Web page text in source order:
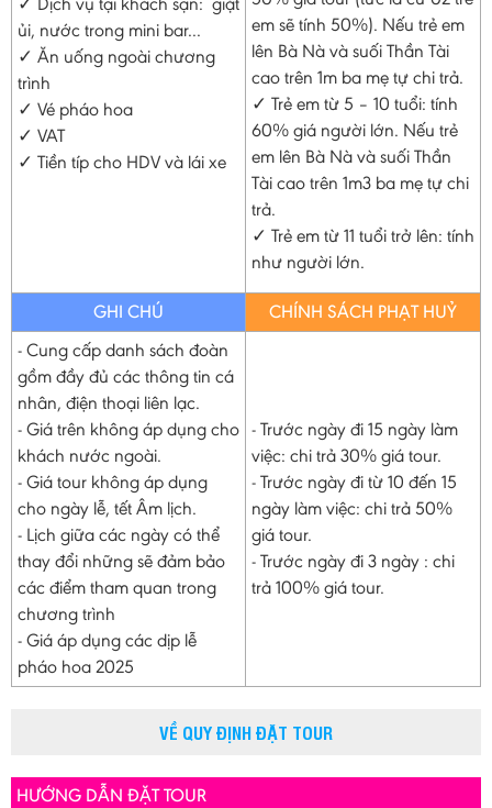
ủi, nước trong mini bar...
✓ Ăn uống ngoài chương
trình
✓ Vé pháo hoa
✓ VAT
✓ Tiền típ cho HDV và lái xe
em sẽ tính 50%). Nếu trẻ em
lên Bà Nà và suối Thần Tài
cao trên 1m ba mẹ tự chi trả.
✓ Trẻ em từ 5 – 10 tuổi: tính
60% giá người lớn. Nếu trẻ
em lên Bà Nà và suối Thần
Tài cao trên 1m3 ba mẹ tự chi
trả.
✓ Trẻ em từ 11 tuổi trở lên: tính
như người lớn.
GHI CHÚ
CHÍNH SÁCH PHẠT HUỶ
- Cung cấp danh sách đoàn
gồm đầy đủ các thông tin cá
nhân, điện thoại liên lạc.
- Giá trên không áp dụng cho
khách nước ngoài.
- Giá tour không áp dụng
cho ngày lễ, tết Âm lịch.
- Lịch giữa các ngày có thể
thay đổi những sẽ đảm bảo
các điểm tham quan trong
chương trình
- Giá áp dụng các dịp lễ
pháo hoa 2025
- Trước ngày đi 15 ngày làm
việc: chi trả 30% giá tour.
- Trước ngày đi từ 10 đến 15
ngày làm việc: chi trả 50%
giá tour.
- Trước ngày đi 3 ngày : chi
trả 100% giá tour.
VỀ QUY ĐỊNH ĐẶT TOUR
HƯỚNG DẪN ĐẶT TOUR